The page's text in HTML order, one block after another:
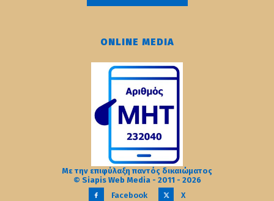
ONLINE MEDIA
Με την επιφύλαξη παντός δικαιώματος
© Siapis Web Media - 2011 - 2026
Facebook
X